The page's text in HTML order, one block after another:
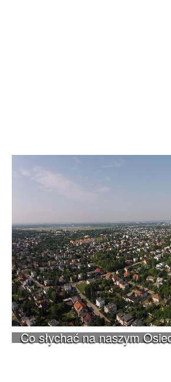
Co słychać na naszym